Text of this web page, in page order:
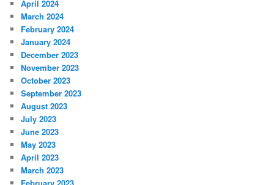
April 2024
March 2024
February 2024
January 2024
December 2023
November 2023
October 2023
September 2023
August 2023
July 2023
June 2023
May 2023
April 2023
March 2023